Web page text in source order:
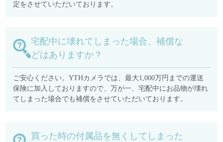
定をさせていただいております。
宅配中に壊れてしまった場合、補償な
どはありますか？
ご安心ください。YTHカメラでは、最大1,000万円までの運送
保険に加入しておりますので、万が一、宅配中にお品物が壊れ
てしまった場合でも補償をさせていただいております。
買った時の付属品を無くしてしまった